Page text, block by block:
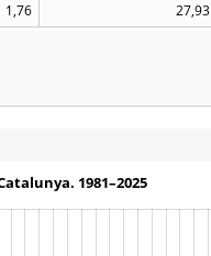
1,76 27,93